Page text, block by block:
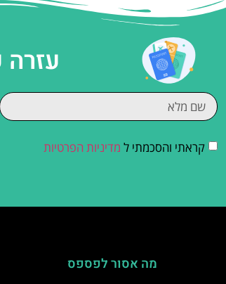
קראתי והסכמתי ל מדיניות הפרטיות
מה אסור לפספס